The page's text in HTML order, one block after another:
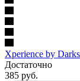
Xperience by
Достаточно
385 руб.